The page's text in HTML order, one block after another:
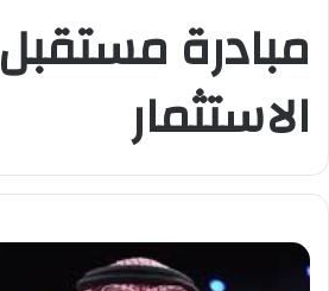
مبادرة مستقبل
الاستثمار